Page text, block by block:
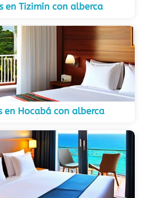
en Tizimín con alberca
en Hocabá con alberca